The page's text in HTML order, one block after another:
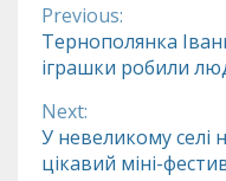
Continue
Reading
Previous:
Тернополянка
іграшки робили
Next:
У невеликому селі
цікавий міні-